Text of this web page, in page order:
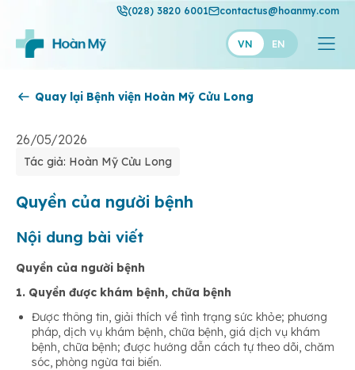
(028) 3820 6001 contactus@hoanmy.com
VN EN
Hoàn Mỹ
Hạnh Phúc
Thuận Mỹ
Quay lại Bệnh viện Hoàn Mỹ Cửu Long
26/05/2026
Tác giả: Hoàn Mỹ Cửu Long
Quyền của người bệnh
Nội dung bài viết
Quyền của người bệnh
1. Quyền được khám bệnh, chữa bệnh
Được thông tin, giải thích về tình trạng sức khỏe; phương
pháp, dịch vụ khám bệnh, chữa bệnh, giá dịch vụ khám
bệnh, chữa bệnh; được hướng dẫn cách tự theo dõi, chăm
sóc, phòng ngừa tai biến.